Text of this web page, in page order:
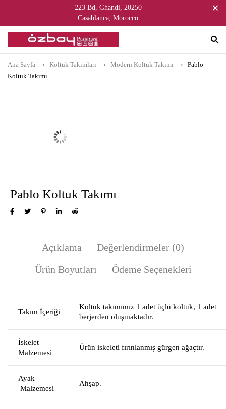
223 Bd, Ghandi, 20250
Casablanca, Morocco
Ana Sayfa Koltuk Takımları Modern Koltuk Takımı
Pablo
Koltuk Takımı
Pablo Koltuk Takımı
Açıklama
Değerlendirmeler (0)
Ürün Boyutları
Ödeme Seçenekleri
Takım İçeriği
Koltuk takımımız 1 adet üçlü koltuk, 1 adet
berjerden oluşmaktadır.
İskelet
Malzemesi
Ürün iskeleti fırınlanmış gürgen ağaçtır.
Ayak
Malzemesi
Ahşap.